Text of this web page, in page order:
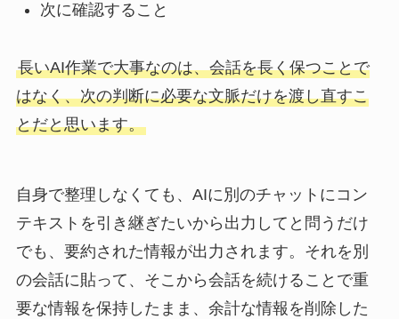
次に確認すること
長いAI作業で大事なのは、会話を長く保つことで
はなく、次の判断に必要な文脈だけを渡し直すこ
とだと思います。
自身で整理しなくても、AIに別のチャットにコン
テキストを引き継ぎたいから出力してと問うだけ
でも、要約された情報が出力されます。それを別
の会話に貼って、そこから会話を続けることで重
要な情報を保持したまま、余計な情報を削除した